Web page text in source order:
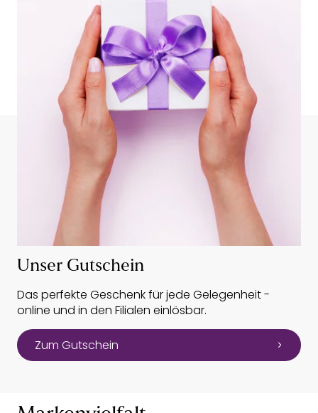
Unser Gutschein
Das perfekte Geschenk für jede Gelegenheit -
online und in den Filialen einlösbar.
Zum Gutschein